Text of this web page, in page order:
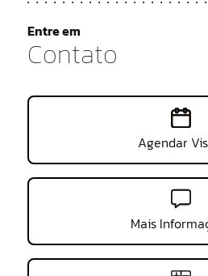
Entre em
Contato
Agendar
Mais